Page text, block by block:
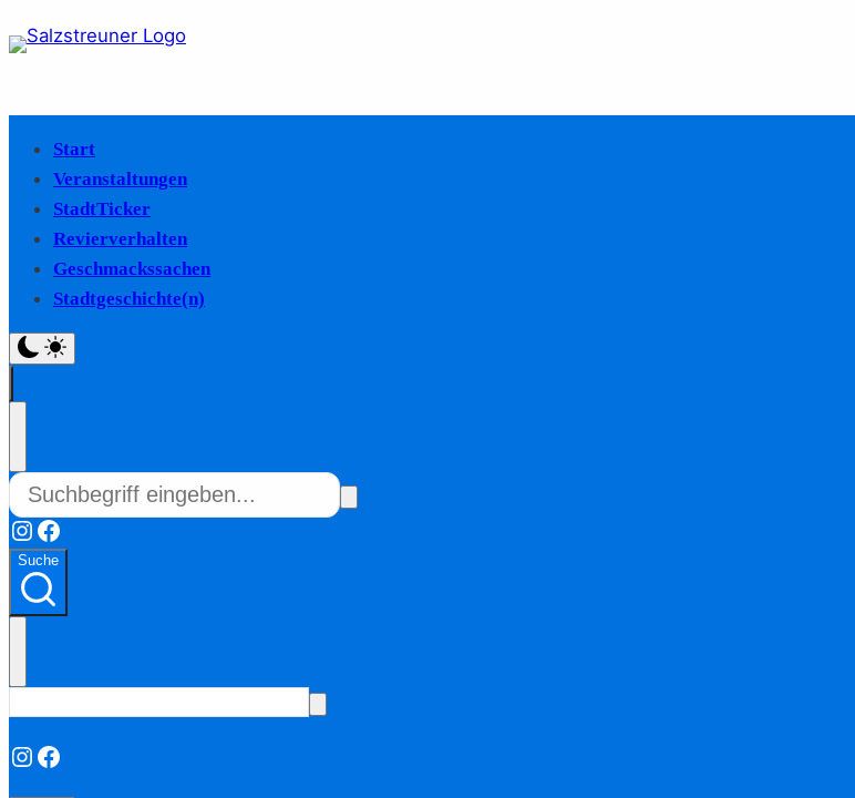
Start
Veranstaltungen
StadtTicker
Revierverhalten
Geschmackssachen
Stadtgeschichte(n)
Instagram
Facebook
Suche
Instagram
Facebook